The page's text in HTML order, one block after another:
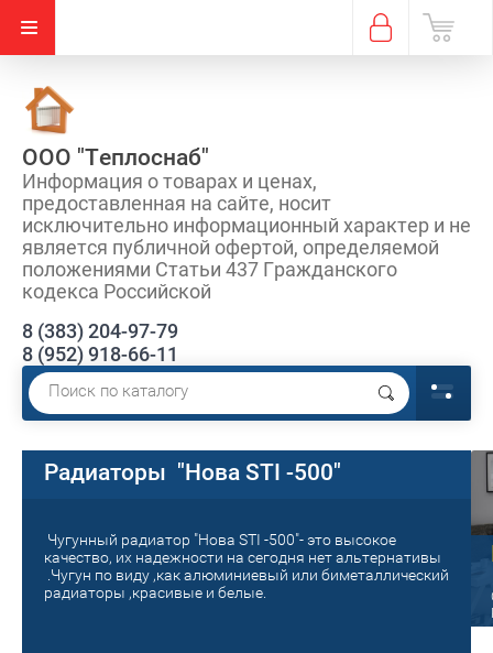
ООО "Теплоснаб"
Информация о товарах и ценах,
предоставленная на сайте, носит
исключительно информационный характер и не
является публичной офертой, определяемой
положениями Статьи 437 Гражданского
кодекса Российской
8 (383) 204-97-79
8 (952) 918-66-11
Радиаторы "Нова STI -500"
Чугунный радиатор "Нова STI -500"- это высокое
качество, их надежности на сегодня нет альтернативы
.Чугун по виду ,как алюминиевый или биметаллический
радиаторы ,красивые и белые.
Старый на новый!
Поменяй на новое отопление! Сделай